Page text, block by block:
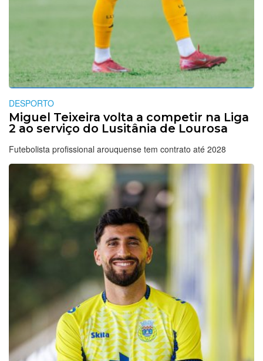
DESPORTO
Miguel Teixeira volta a competir na Liga
2 ao serviço do Lusitânia de Lourosa
Futebolista profissional arouquense tem contrato até 2028